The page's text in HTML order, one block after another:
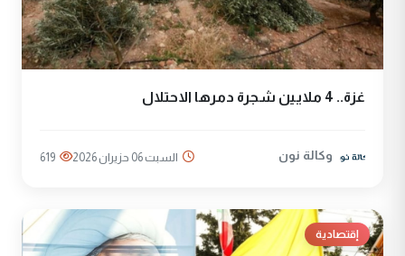
غزة.. 4 ملايين شجرة دمرها الاحتلال
وكالة نون السبت 06 حزيران 2026 619
إقتصادية